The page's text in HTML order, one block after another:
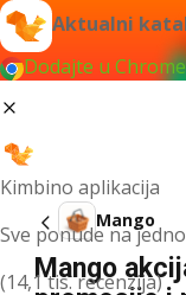
Aktualni
Dodajte u
Kimbino aplikacija
Sve ponude na
(14,1 tis. recenzija)
Mango
Mango